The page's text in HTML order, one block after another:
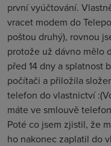
první vyúčtování.
vracet modem do
poštou druhý), rovnou
protože už dávno mělo
před 14 dny a splatnost
počítači a přiložila
telefon do vlastnictví
máte ve smlouvě
Poté co jsem zjistil, že
ho nakonec zaplatil do